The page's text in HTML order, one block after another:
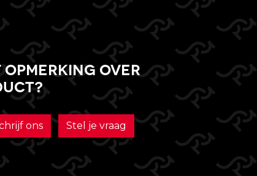
over
ons Stel je vraag